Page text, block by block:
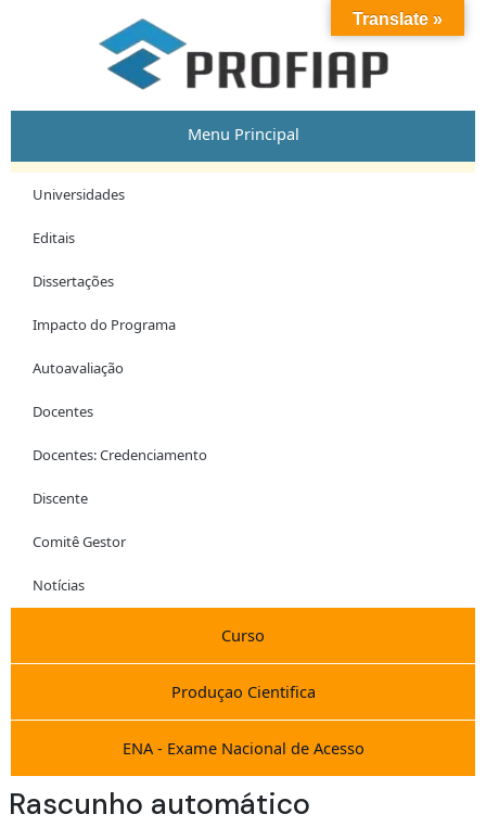
Menu Principal
Curso
Produçao Cientifica
ENA - Exame Nacional de Acesso
Universidades
Editais
Dissertações
Impacto do Programa
Autoavaliação
Docentes
Docentes: Credenciamento
Discente
Comitê Gestor
Notícias
Rascunho automático
Translate »